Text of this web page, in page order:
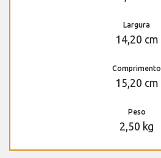
Largura
14,20 cm
Comprimento
15,20 cm
Peso
2,50 kg